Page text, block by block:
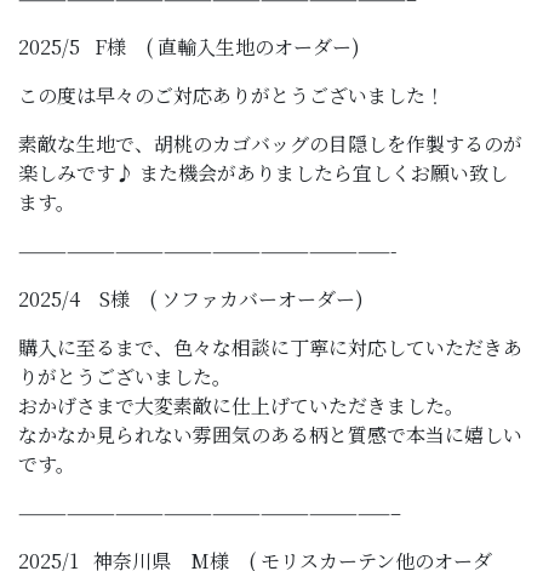
2025/5 F様 ( 直輸入生地のオーダー)
この度は早々のご対応ありがとうございました！
素敵な生地で、胡桃のカゴバッグの目隠しを作製するのが
楽しみです♪ また機会がありましたら宜しくお願い致し
ます。
———————————————————————-
2025/4 S様 ( ソファカバーオーダー)
購入に至るまで、色々な相談に丁寧に対応していただきあ
りがとうございました。
おかげさまで大変素敵に仕上げていただきました。
なかなか見られない雰囲気のある柄と質感で本当に嬉しい
です。
———————————————————————–
2025/1 神奈川県 M様 ( モリスカーテン他のオーダ